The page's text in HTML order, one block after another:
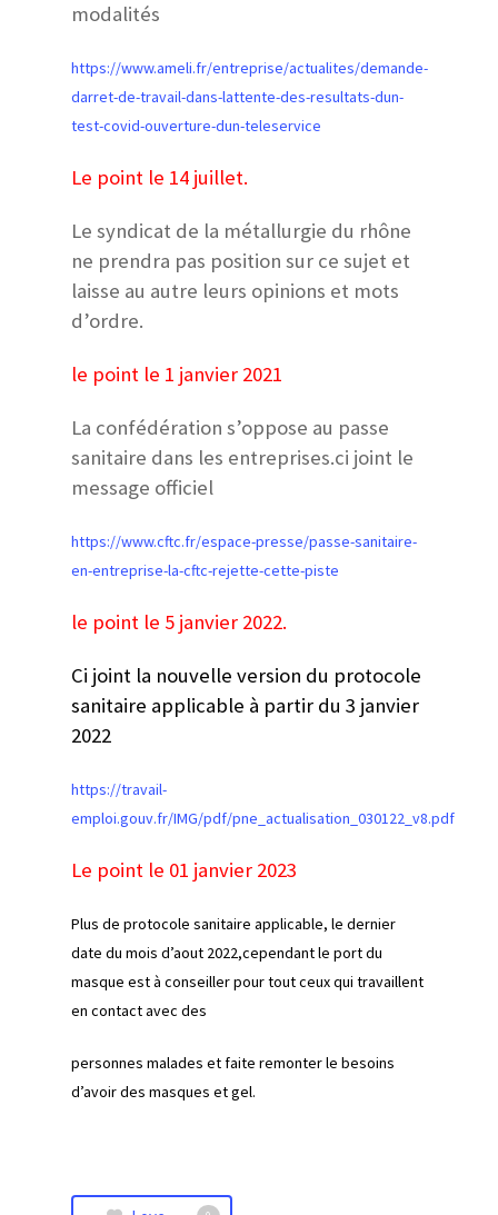
modalités
https://www.ameli.fr/entreprise/actualites/demande-
darret-de-travail-dans-lattente-des-resultats-dun-
test-covid-ouverture-dun-teleservice
Le point le 14 juillet.
Le syndicat de la métallurgie du rhône
ne prendra pas position sur ce sujet et
laisse au autre leurs opinions et mots
d’ordre.
le point le 1 janvier 2021
La confédération s’oppose au passe
sanitaire dans les entreprises.ci joint le
message officiel
https://www.cftc.fr/espace-presse/passe-sanitaire-
en-entreprise-la-cftc-rejette-cette-piste
le point le 5 janvier 2022.
Ci joint la nouvelle version du protocole
sanitaire applicable à partir du 3 janvier
2022
https://travail-
emploi.gouv.fr/IMG/pdf/pne_actualisation_030122_v8.pdf
Le point le 01 janvier 2023
Plus de protocole sanitaire applicable, le dernier
date du mois d’aout 2022,cependant le port du
masque est à conseiller pour tout ceux qui travaillent
en contact avec des
personnes malades et faite remonter le besoins
d’avoir des masques et gel.